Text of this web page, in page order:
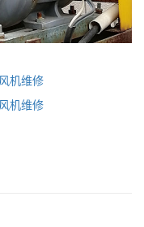
机维修
机维修